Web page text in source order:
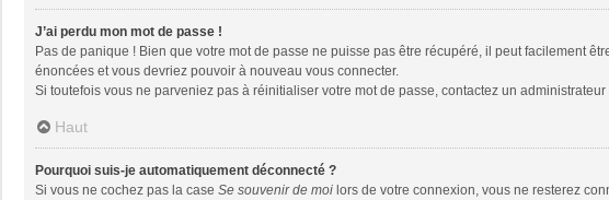
J’ai perdu mon mot de passe !
Pas de panique ! Bien que votre mot de passe ne puisse pas être récupéré, il peut facilement
énoncées et vous devriez pouvoir à nouveau vous connecter.
Si toutefois vous ne parveniez pas à réinitialiser votre mot de passe, contactez un administrateur
Haut
Pourquoi suis-je automatiquement déconnecté ?
Si vous ne cochez pas la case Se souvenir de moi lors de votre connexion, vous ne resterez